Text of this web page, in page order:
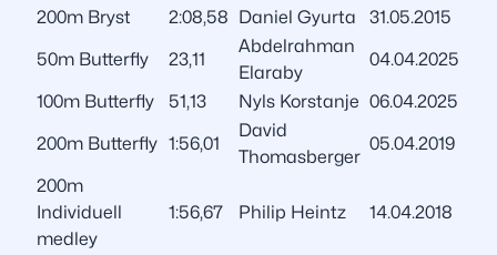
200m Bryst
2:08,58 Daniel Gyurta
31.05.2015
50m Butterfly
23,11
Abdelrahman
Elaraby
04.04.2025
100m Butterfly
51,13 Nyls Korstanje 06.04.2025
200m Butterfly 1:56,01
David
Thomasberger
05.04.2019
200m
Individuell
medley
1:56,67 Philip Heintz 14.04.2018